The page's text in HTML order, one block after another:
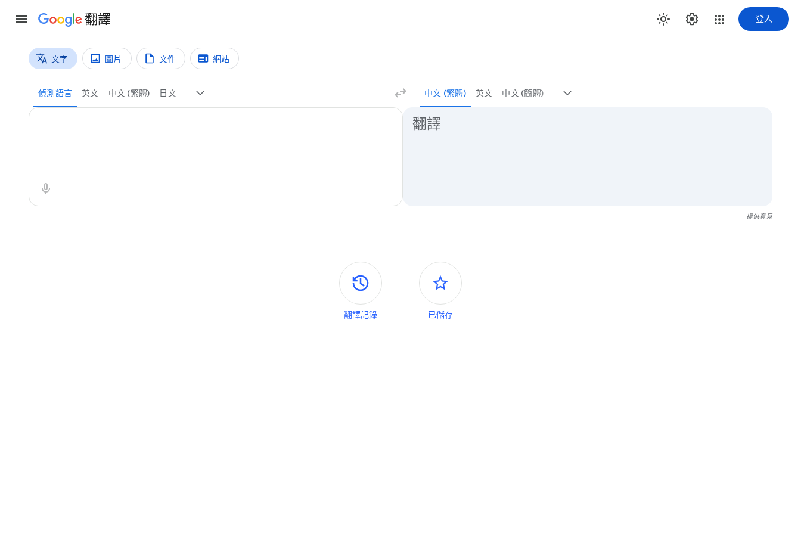
翻譯 登入
翻譯類型
文字 圖片 文件 網站
文字翻譯
偵測語言 英文 中文 (繁體) 日文 中文 (繁體) 英文 中文 (簡體)
原文內容 翻譯結果
翻譯
提供意見
側邊面板
翻譯記錄 已儲存